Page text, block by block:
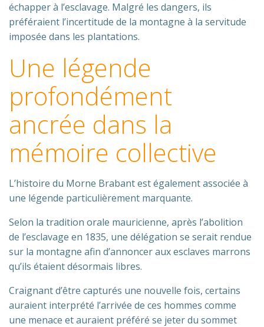
échapper à l’esclavage. Malgré les dangers, ils
préféraient l’incertitude de la montagne à la servitude
imposée dans les plantations.
Une légende
profondément
ancrée dans la
mémoire collective
L’histoire du Morne Brabant est également associée à
une légende particulièrement marquante.
Selon la tradition orale mauricienne, après l’abolition
de l’esclavage en 1835, une délégation se serait rendue
sur la montagne afin d’annoncer aux esclaves marrons
qu’ils étaient désormais libres.
Craignant d’être capturés une nouvelle fois, certains
auraient interprété l’arrivée de ces hommes comme
une menace et auraient préféré se jeter du sommet